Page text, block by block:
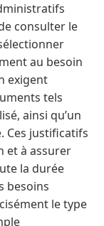
consulter le
au besoin
exigent
tels
ainsi qu’un
Ces justificatifs
et à assurer
la durée
besoins
le type